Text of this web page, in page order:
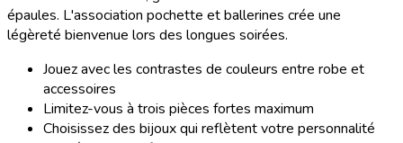
épaules. L'association pochette et ballerines crée une
légèreté bienvenue lors des longues soirées.
Jouez avec les contrastes de couleurs entre robe et
accessoires
Limitez-vous à trois pièces fortes maximum
Choisissez des bijoux qui reflètent votre personnalité